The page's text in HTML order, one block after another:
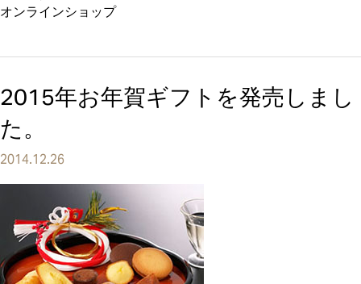
オンラインショップ
2015年お年賀ギフトを発売しまし
た。
2014.12.26